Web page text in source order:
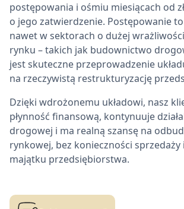
postępowania i ośmiu miesiącach od
o jego zatwierdzenie. Postępowanie
nawet w sektorach o dużej
rynku – takich jak budownictwo
jest skuteczne przeprowadzenie
na rzeczywistą restrukturyzację
Dzięki wdrożonemu układowi, nasz
płynność finansową, kontynuuje
drogowej i ma realną szansę na
rynkowej, bez konieczności
majątku przedsiębiorstwa.